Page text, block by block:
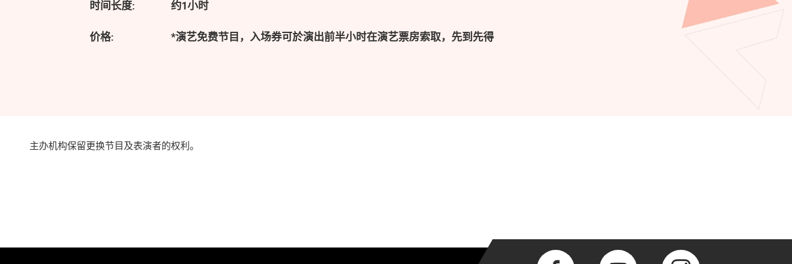
时间长度: 约1小时
价格: *演艺免费节目，入场券可於演出前半小时在演艺票房索取，先到先得
主办机构保留更换节目及表演者的权利。